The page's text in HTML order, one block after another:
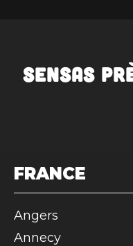
SENSAS
FRANCE
Angers
Annecy